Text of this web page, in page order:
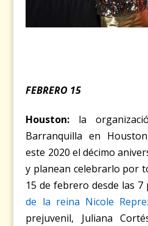
FEBRERO 15
Houston: la
Barranquilla en
este 2020 el décimo
y planean celebrarlo por
15 de febrero desde las 7
de la reina Nicole
prejuvenil, Juliana